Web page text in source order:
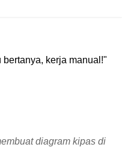
kerja manual!"
diagram kipas di